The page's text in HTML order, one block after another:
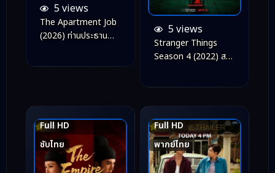
5 views
The Apartment Job
(2026) ท่านประธาน
5 views
Stranger Things
Season 4 (2022) ส
Full HD
ซับไทย
8.6
Full HD
พากย์ไทย
8.5